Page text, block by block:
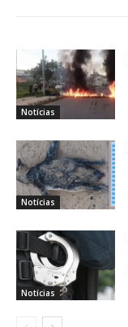
Notícias
Notícias
Notícias